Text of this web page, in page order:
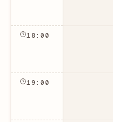
18 :00
19 :00